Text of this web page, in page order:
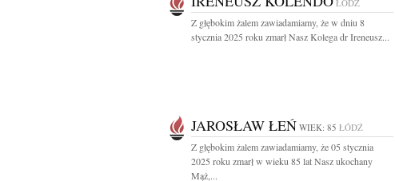
ŁÓDŹ
Z głębokim żalem zawiadamiamy, że w dniu 8
stycznia 2025 roku zmarł Nasz Kolega dr Ireneusz...
JAROSŁAW ŁEŃ WIEK: 85 ŁÓDŹ
Z głębokim żalem zawiadamiamy, że 05 stycznia
2025 roku zmarł w wieku 85 lat Nasz ukochany
Mąż,...